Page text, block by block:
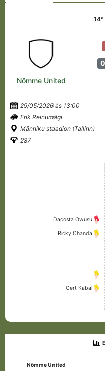
0
Nõmme United
29/05/2026 às 13:00
Erik Reinumägi
Männiku staadion (Tallinn)
287
Dacosta Owusu
Ricky Chanda
Gert Kabal
Nõmme United